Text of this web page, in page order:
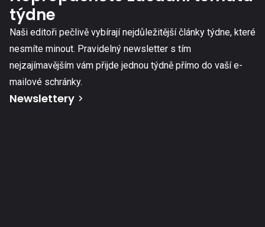
týdne
Naši editoři pečlivě vybírají nejdůležitější články týdne, které
nesmíte minout. Pravidelný newsletter s tím
nejzajímavějším vám přijde jednou týdně přímo do vaší e-
mailové schránky.
Newslettery